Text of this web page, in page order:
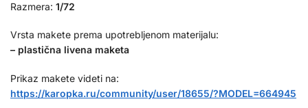
Razmera: 1/72
Vrsta makete prema upotrebljenom materijalu:
– plastična livena maketa
Prikaz makete videti na:
https://karopka.ru/community/user/18655/?MODEL=664945